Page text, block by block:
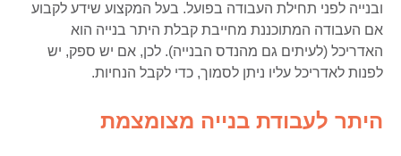
ובנייה לפני תחילת העבודה בפועל. בעל המקצוע שידע לקבוע
אם העבודה המתוכננת מחייבת קבלת היתר בנייה הוא
האדריכל (לעיתים גם מהנדס הבנייה). לכן, אם יש ספק, יש
לפנות לאדריכל עליו ניתן לסמוך, כדי לקבל הנחיות.
היתר לעבודת בנייה מצומצמת